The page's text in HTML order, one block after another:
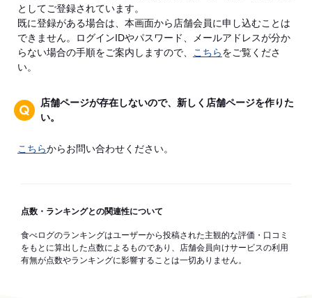
としてご登録されています。
既に登録がある場合は、本画面から店舗会員に申し込むことは
できません。ログインIDやパスワード、メールアドレスが分か
らない場合の手順をご案内しますので、
こちらをご覧くださ
い。
店舗ページが存在しないので、新しく店舗ページを作りた
い。
こちらからお問い合わせください。
点数・ランキングとの関連性について
食べログのランキングはユーザーから投稿された主観的な評価・口コミ
をもとに算出した点数によるものであり、店舗会員向けサービスの利用
有無が点数やランキングに影響することは一切ありません。